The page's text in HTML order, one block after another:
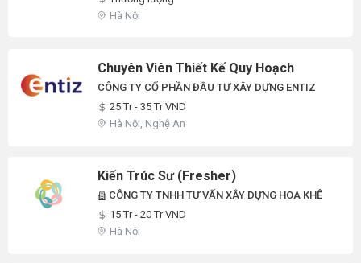
Hà Nội
Chuyên Viên Thiết Kế Quy Hoạch
CÔNG TY CỔ PHẦN ĐẦU TƯ XÂY DỰNG ENTIZ
25 Tr - 35 Tr VND
Hà Nội, Nghệ An
Kiến Trúc Sư (Fresher)
CÔNG TY TNHH TƯ VẤN XÂY DỰNG HOA KHÊ
15 Tr - 20 Tr VND
Hà Nội